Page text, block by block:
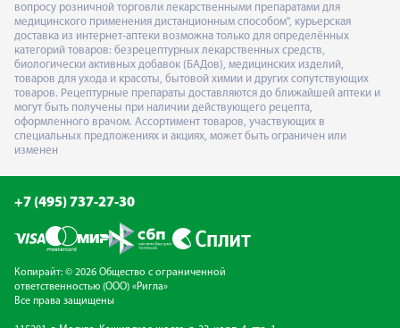
вопросу розничной торговли лекарственными препаратами для
медицинского применения дистанционным способом", курьерская
доставка из интернет-аптеки возможна только для определённых
категорий товаров: безрецептурных лекарственных средств,
биологически активных добавок (БАДов), медицинских изделий,
товаров для ухода и красоты, бытовой химии и других сопутствующих
товаров. Рецептурные препараты доставляются до ближайшей аптеки и
могут быть получены при наличии действующего рецепта,
оформленного врачом. Ассортимент товаров, участвующих в
специальных предложениях и акциях, может быть ограничен или
изменен
+7 (495) 737-27-30
Копирайт: © 2026 Общество с ограниченной
ответственностью (ООО) «Ригла»
Все права защищены